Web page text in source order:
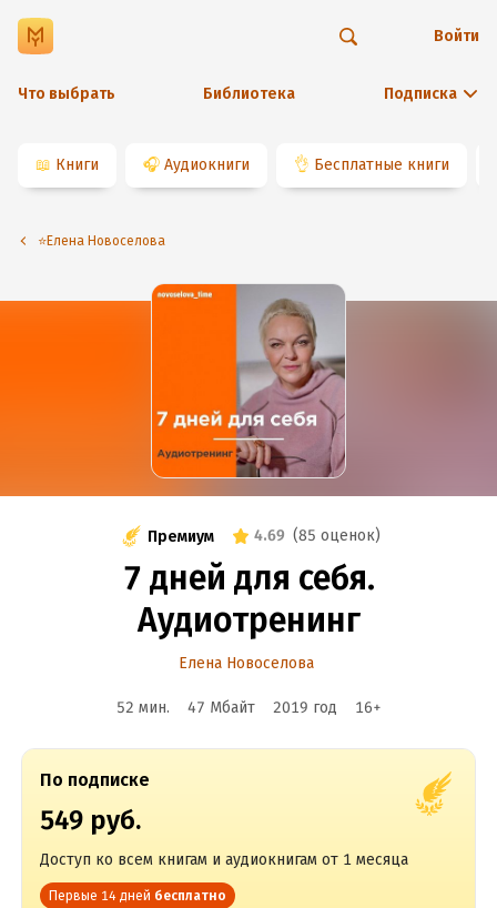
Что выбрать Библиотека Подписка
Войти
📖 Книги 🎧 Аудиокниги 👌 Бесплатные книги
⭐️Елена Новоселова
Премиум 4.69 (85 оценок)
7 дней для себя.
Аудиотренинг
Елена Новоселова
52 мин. 47 Мбайт 2019 год 16+
По подписке
549 руб.
Доступ ко всем книгам и аудиокнигам от 1 месяца
Первые 14 дней бесплатно